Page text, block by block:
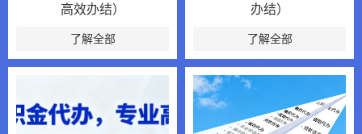
高效办结）
了解全部
办结）
了解全部